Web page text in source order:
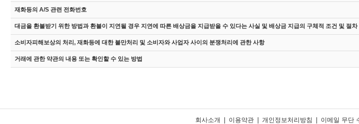
재화등의 A/S 관련 전화번호
대금을 환불받기 위한 방법과 환불이 지연될 경우 지연에 따른 배상금을 지급받을 수 있다는 사실 및 배상금 지급의 구체적 조건 및 절차
소비자피해보상의 처리, 재화등에 대한 불만처리 및 소비자와 사업자 사이의 분쟁처리에 관한 사항
거래에 관한 약관의 내용 또는 확인할 수 있는 방법
회사소개 이용약관| 개인정보처리방침 이메일 무단